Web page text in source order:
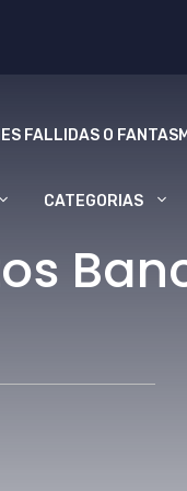
FALLIDAS O
CATEGORIAS